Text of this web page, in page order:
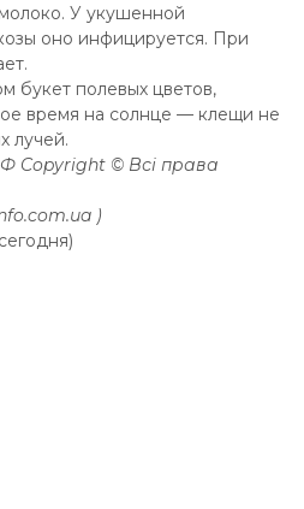
У укушенной
оно инфицируется. При
букет полевых цветов,
время на солнце — клещи не
лучей.
Copyright © Всі права
)